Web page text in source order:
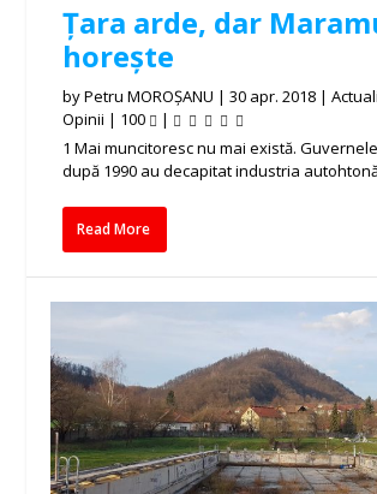
Țara arde, dar
horește
byPetru MOROȘANU |30 apr. 2018 |
Opinii | 100
|
1 Mai muncitoresc nu mai există.
după 1990 au decapitat industria
Read More